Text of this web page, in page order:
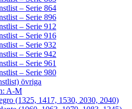
– Serie 864
– Serie 896
– Serie 912
– Serie 916
– Serie 932
– Serie 942
– Serie 961
– Serie 980
övriga
A-M
(1325, 1417, 1530, 2030, 2040)